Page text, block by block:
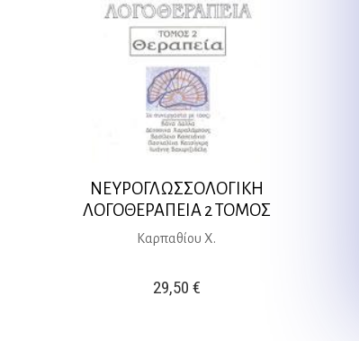
ΝΕΥΡΟΓΛΩΣΣΟΛΟΓΙΚΗ
ΛΟΓΟΘΕΡΑΠΕΙΑ 2 ΤΟΜΟΣ
Καρπαθίου Χ.
29,50 €